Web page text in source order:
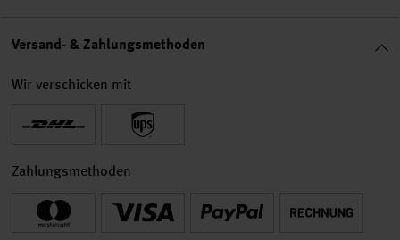
Versand- & Zahlungsmethoden
Wir verschicken mit
Zahlungsmethoden